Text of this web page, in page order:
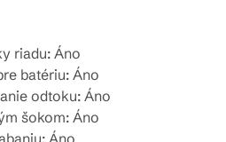
riadu: Áno
batériu: Áno
odtoku: Áno
šokom: Áno
Áno